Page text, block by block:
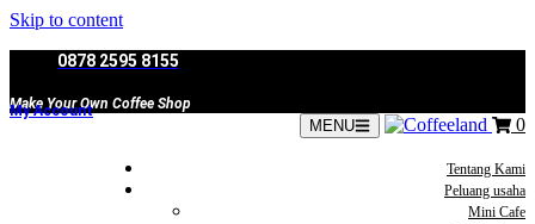
Skip to content
0878 2595 8155
Make Your Own Coffee Shop
My Account
MENU 0
Tentang Kami
Peluang usaha
Mini Cafe